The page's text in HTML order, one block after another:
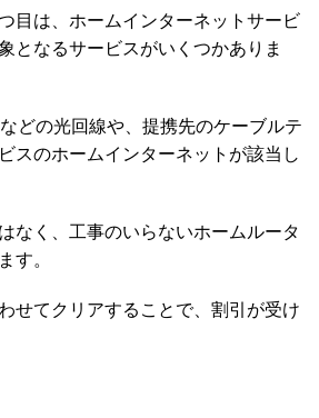
目は、ホームインターネットサービ
となるサービスがいくつかありま
どの光回線や、提携先のケーブルテ
スのホームインターネットが該当し
なく、工事のいらないホームルータ
す。
せてクリアすることで、割引が受け